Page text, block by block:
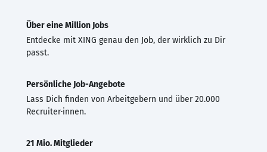
Über eine Million Jobs
Entdecke mit XING genau den Job, der wirklich zu Dir
passt.
Persönliche Job-Angebote
Lass Dich finden von Arbeitgebern und über 20.000
Recruiter·innen.
21 Mio. Mitglieder